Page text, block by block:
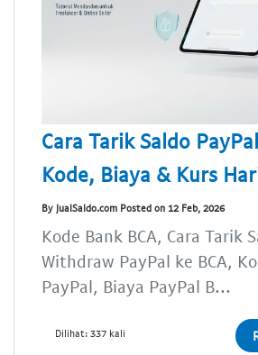
Cara Tarik Saldo
Kode, Biaya & Kurs
By JualSaldo.com Posted on 12 Feb, 2026
Kode Bank BCA, Cara Tarik
Withdraw PayPal ke BCA,
PayPal, Biaya PayPal B...
Dilihat: 337 kali